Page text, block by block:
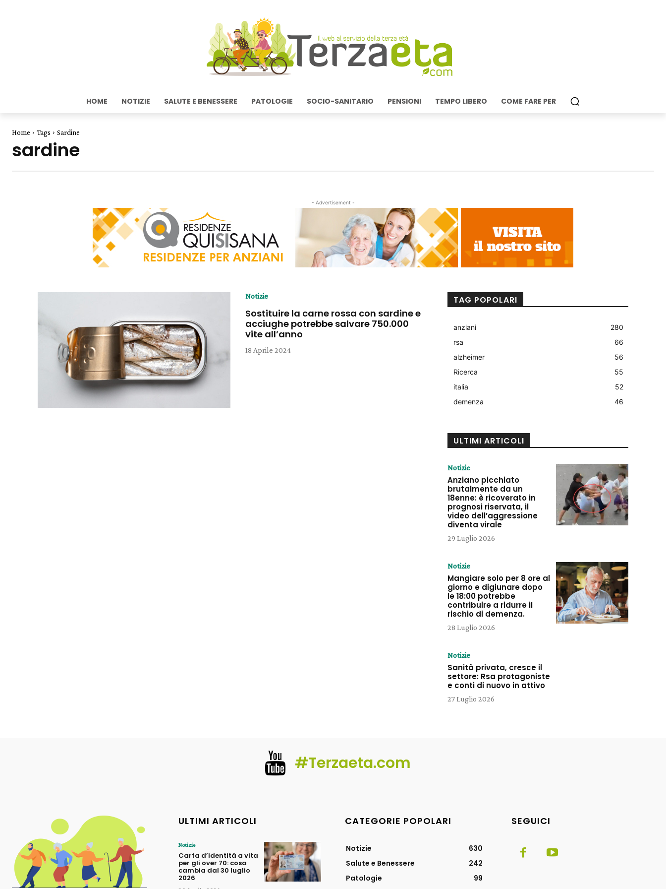
HOME NOTIZIE SALUTE E BENESSERE PATOLOGIE SOCIO-SANITARIO PENSIONI TEMPO LIBERO COME FARE PER
Home Tags Sardine
sardine
- Advertisement -
Notizie
Sostituire la carne rossa con sardine e
acciughe potrebbe salvare 750.000
vite all’anno
18 Aprile 2024
TAG POPOLARI
anziani
280
rsa
66
alzheimer
56
Ricerca
55
italia
52
demenza
46
ULTIMI ARTICOLI
Notizie
Anziano picchiato
brutalmente da un
18enne: è ricoverato in
prognosi riservata, il
video dell’aggressione
diventa virale
29 Luglio 2026
Notizie
Mangiare solo per 8 ore al
giorno e digiunare dopo
le 18:00 potrebbe
contribuire a ridurre il
rischio di demenza.
28 Luglio 2026
Notizie
Sanità privata, cresce il
settore: Rsa protagoniste
e conti di nuovo in attivo
27 Luglio 2026
#Terzaeta.com
ULTIMI ARTICOLI
Notizie
Carta d’identità a vita
per gli over 70: cosa
cambia dal 30 luglio
2026
CATEGORIE POPOLARI
Notizie
630
Salute e Benessere
242
Patologie
99
SEGUICI